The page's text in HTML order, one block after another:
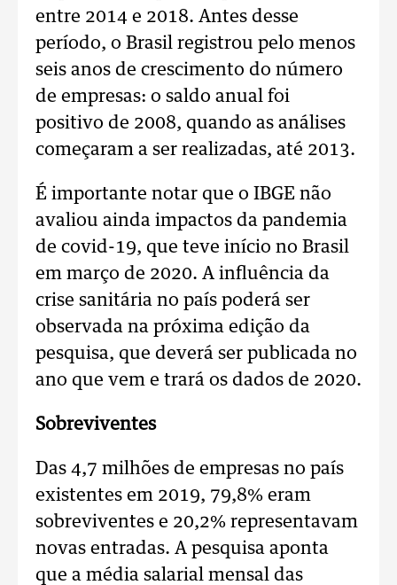
entre 2014 e 2018. Antes desse
período, o Brasil registrou pelo menos
seis anos de crescimento do número
de empresas: o saldo anual foi
positivo de 2008, quando as análises
começaram a ser realizadas, até 2013.
É importante notar que o IBGE não
avaliou ainda impactos da pandemia
de covid-19, que teve início no Brasil
em março de 2020. A influência da
crise sanitária no país poderá ser
observada na próxima edição da
pesquisa, que deverá ser publicada no
ano que vem e trará os dados de 2020.
Sobreviventes
Das 4,7 milhões de empresas no país
existentes em 2019, 79,8% eram
sobreviventes e 20,2% representavam
novas entradas. A pesquisa aponta
que a média salarial mensal das